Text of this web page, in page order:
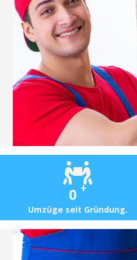
0 +
Umzüge seit Gründung.